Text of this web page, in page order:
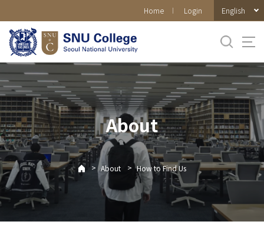
메뉴
Home Login English
About
> About > How to Find Us